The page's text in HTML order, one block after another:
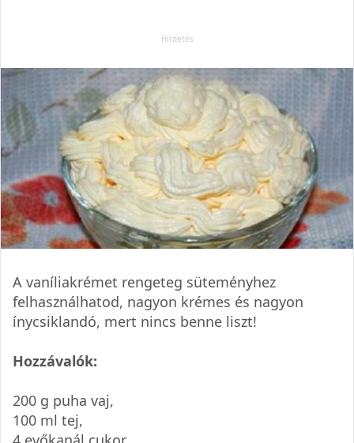
A vaníliakrémet rengeteg süteményhez
felhasználhatod, nagyon krémes és nagyon
ínycsiklandó, mert nincs benne liszt!
Hozzávalók:
200 g puha vaj,
100 ml tej,